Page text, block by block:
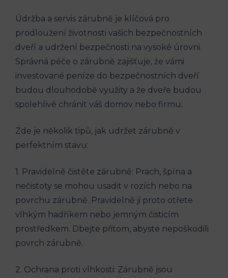
Údržba a servis zárubně je klíčová pro
prodloužení životnosti vašich bezpečnostních
dveří a udržení bezpečnosti na vysoké úrovni.
Správná péče o zárubně zajišťuje, že vámi
investované peníze do bezpečnostních dveří
budou dlouhodobě využity a že dveře budou
spolehlivě chránit váš domov nebo firmu.
Zde je několik tipů, jak udržet zárubně v
perfektním stavu:
1. Pravidelně čistěte zárubně: Prach, špína a
nečistoty se mohou usadit v rozích nebo na
povrchu zárubně. Pravidelně ji proto otřete
vlhkým hadříkem nebo jemným čisticím
prostředkem. Dbejte přitom, abyste nepoškodili
povrch zárubně.
2. Ochrana proti vlhkosti: Zárubně jsou